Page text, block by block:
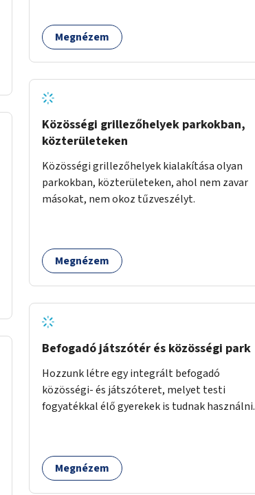
Megnézem
Közösségi grillezőhelyek parkokban,
közterületeken
Közösségi grillezőhelyek kialakítása olyan
parkokban, közterületeken, ahol nem zavar
másokat, nem okoz tűzveszélyt.
Megnézem
Befogadó játszótér és közösségi park
Hozzunk létre egy integrált befogadó
közösségi- és játszóteret, melyet testi
fogyatékkal élő gyerekek is tudnak használni.
elérhetőségét, mind infrastrukturális
adottságait tekintve alkalmas egy új játszótér
Megnézem